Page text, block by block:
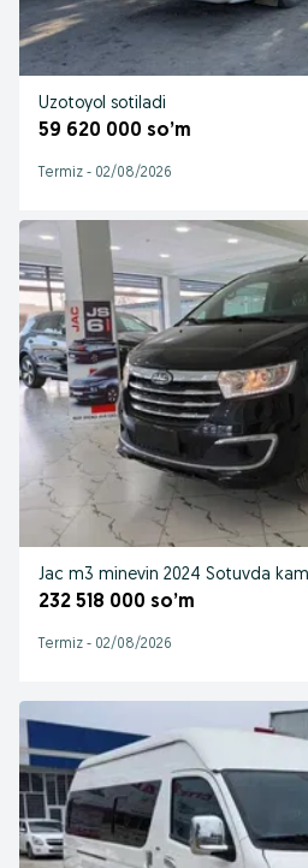
Uzotoyol sotiladi
59 620 000 so’m
Termiz - 02/08/2026
Jac m3 minevin 2024 Sotuvda
232 518 000 so’m
Termiz - 02/08/2026